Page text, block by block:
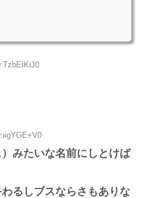
みたいな名前にしとけば
るしブスならさもありな